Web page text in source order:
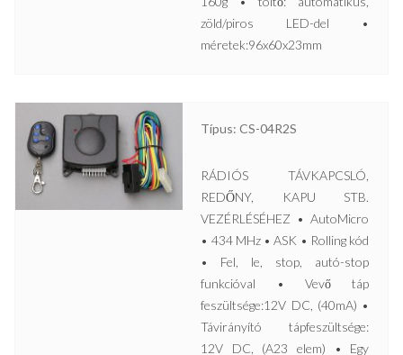
zöld/piros LED-del •
méretek:96x60x23mm
Típus: CS-04R2S
RÁDIÓS TÁVKAPCSLÓ,
REDŐNY, KAPU STB.
VEZÉRLÉSÉHEZ • AutoMicro
• 434 MHz • ASK • Rolling kód
• Fel, le, stop, autó-stop
funkcióval • Vevő táp
feszültsége:12V DC, (40mA) •
Távirányító tápfeszültsége:
12V DC, (A23 elem) • Egy